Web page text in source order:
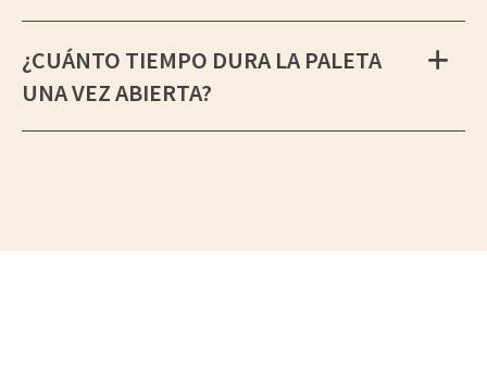
¿CUÁNTO TIEMPO DURA LA PALETA
UNA VEZ ABIERTA?